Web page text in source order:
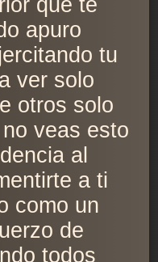
que te
apuro
tu
ver solo
otros solo
veas esto
al
a ti
como un
de
todos